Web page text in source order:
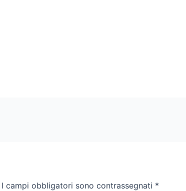
I campi obbligatori sono contrassegnati *